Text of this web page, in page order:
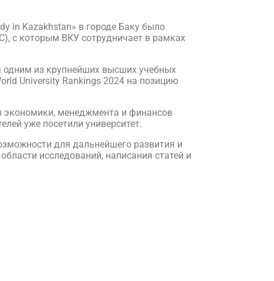
in Kazakhstan» в городе Баку было
с которым ВКУ сотрудничает в рамках
одним из крупнейших высших учебных
University Rankings 2024 на позицию
экономики, менеджмента и финансов
уже посетили университет.
для дальнейшего развития и
исследований, написания статей и